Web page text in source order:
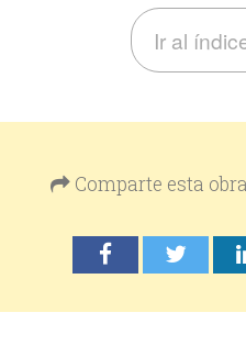
Ir al
Comparte esta